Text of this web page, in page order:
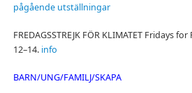
pågående utställningar
FREDAGSSTREJK FÖR KLIMATET Fridays
12–14. info
BARN/UNG/FAMILJ/SKAPA